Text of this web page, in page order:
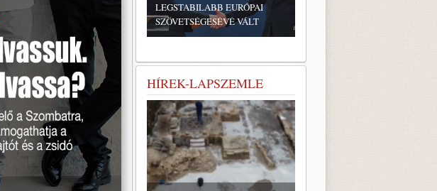
LEGSTABILABB EURÓPAI
SZÖVETSÉGESÉVÉ VÁLT
HÍREK-LAPSZEMLE